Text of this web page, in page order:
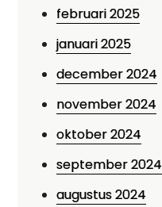
februari 2025
januari 2025
december 2024
november 2024
oktober 2024
september 2024
augustus 2024